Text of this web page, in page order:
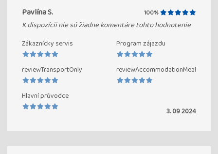
Pavlína S. 100%
K dispozícii nie sú žiadne komentáre tohto hodnotenie
Zákaznícky servis Program zájazdu
reviewTransportOnly reviewAccommodationMeal
Hlavní průvodce
3. 09 2024